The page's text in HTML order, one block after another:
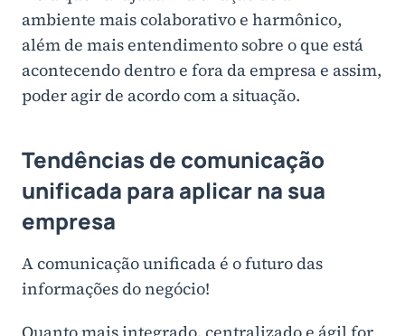
ambiente mais colaborativo e harmônico,
além de mais entendimento sobre o que está
acontecendo dentro e fora da empresa e assim,
poder agir de acordo com a situação.
Tendências de comunicação
unificada para aplicar na sua
empresa
A comunicação unificada é o futuro das
informações do negócio!